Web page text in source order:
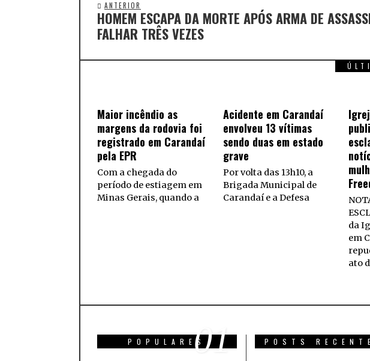
ANTERIOR
HOMEM ESCAPA DA MORTE APÓS ARMA DE
FALHAR TRÊS VEZES
Maior incêndio as
margens da rodovia foi
registrado em Carandaí
pela EPR
Com a chegada do
período de estiagem em
Minas Gerais, quando a
Acidente em Carandaí
envolveu 13 vítimas
sendo duas em estado
grave
Por volta das 13h10, a
Brigada Municipal de
Carandaí e a Defesa
da
em
ato
POPULARES01 POSTS